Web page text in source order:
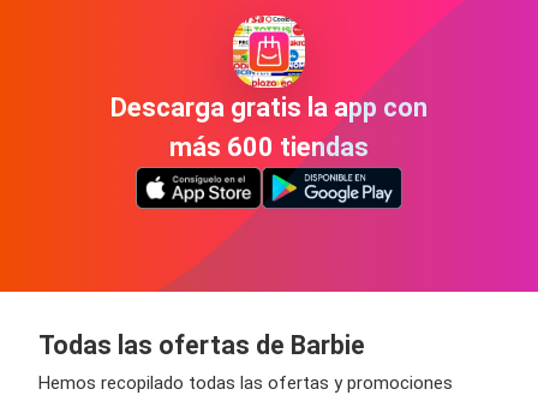
Descarga gratis la app con
más 600 tiendas
Todas las ofertas de Barbie
Hemos recopilado todas las ofertas y promociones